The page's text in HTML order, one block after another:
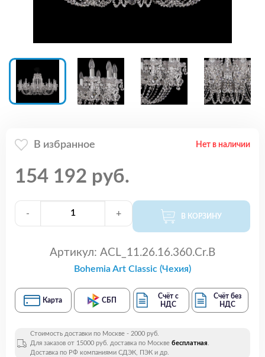
В избранное Нет в наличии
154 192 руб.
- + В КОРЗИНУ
Артикул: ACL_11.26.16.360.Cr.B
Bohemia Art Classic (Чехия)
Карта СБП
Счёт с
НДС
Счёт без
НДС
Стоимость доставки по Москве - 2000 руб.
Для заказов от 15000 руб. доставка по Москве бесплатная.
Доставка по РФ компаниями СДЭК, ПЭК и др.